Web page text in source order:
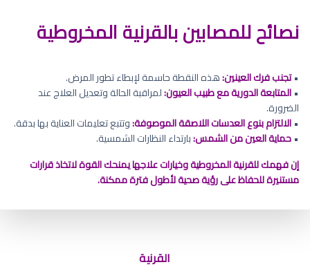
نصائح للمصابين بالقرنية المخروطية
•تجنب فرك العينين:هذه النقطة حاسمة لإبطاء تطور المرض.
•المتابعة الدورية مع طبيب العيون:لمراقبة الحالة وتعديل العلاج عند
الضرورة.
•الالتزام بنوع العدسات اللاصقة الموصوفة:وتتبع تعليمات العناية بها بدقة.
•حماية العين من الشمس:بارتداء النظارات الشمسية.
إن فهمك للقرنية المخروطية وخيارات علاجها يمنحك القوة لاتخاذ قرارات
مستنيرة للحفاظ على رؤية صحية لأطول فترة ممكنة.
القرنية